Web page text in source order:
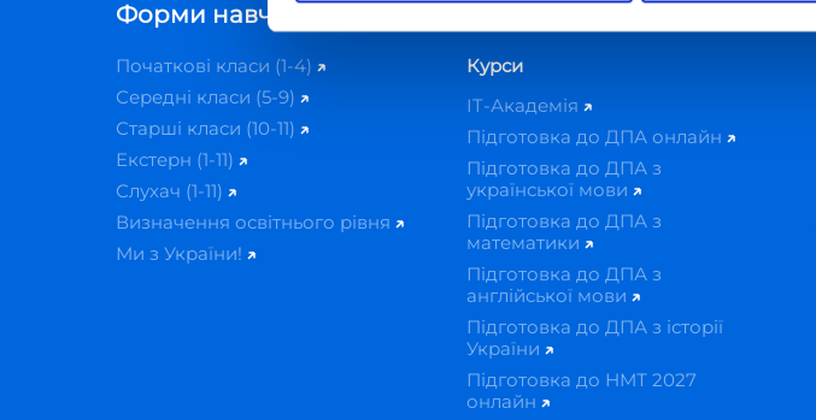
Форми навчання
Початкові класи (1-4)
Середні класи (5-9)
Старші класи (10-11)
Екстерн (1-11)
Слухач (1-11)
Визначення освітнього рівня
Ми з України!
Курси
IT-Академія
Підготовка до ДПА онлайн
Підготовка до ДПА з
української мови
Підготовка до ДПА з
математики
Підготовка до ДПА з
англійської мови
Підготовка до ДПА з історії
України
Підготовка до НМТ 2027
онлайн